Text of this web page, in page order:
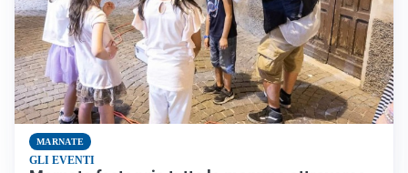
MARNATE
GLI EVENTI